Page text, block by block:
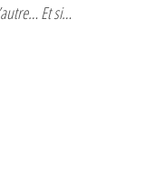
Et si…